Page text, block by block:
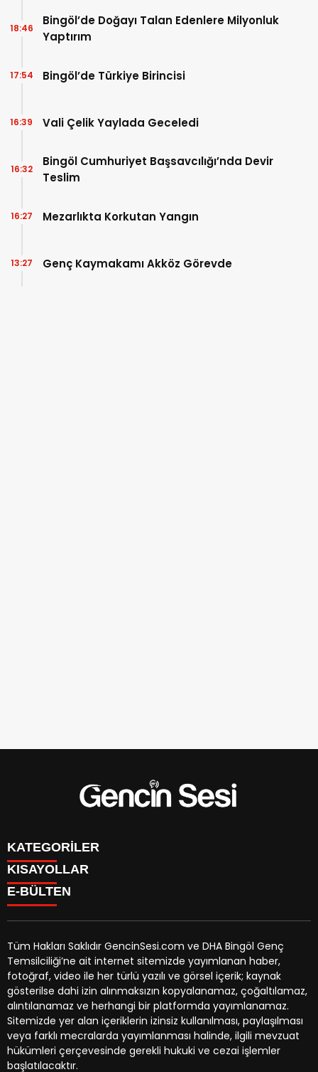
Bingöl’de Doğayı Talan Edenlere Milyonluk
Yaptırım
18:46
Bingöl’de Türkiye Birincisi
17:54
Vali Çelik Yaylada Geceledi
16:39
Bingöl Cumhuriyet Başsavcılığı’nda Devir
Teslim
16:32
Mezarlıkta Korkutan Yangın
16:27
Genç Kaymakamı Akköz Görevde
13:27
KATEGORİLER
GENÇ
BİNGÖL
ÖZEL HABER
EKONOMİ
YEREL HABERLER
CANLI BORSA
KÜNYE
İLETİŞİM
KISAYOLLAR
BURÇLAR
CANLI TV
HAVA DURUMU
NÖBETÇİ ECZANELER
TRAFİK DURUMU
YEREL HABERLER
GAZETELER
E-BÜLTEN
gencinsesi.com e-bültenine abone olarak, tarafınıza haber,
duyuru ve kampanya içerikli e-postaların gönderilmesini
kabul etmiş olursunuz.
Tüm Hakları Saklıdır GencinSesi.com ve DHA Bingöl Genç
Temsilciliği’ne ait internet sitemizde yayımlanan haber,
fotoğraf, video ile her türlü yazılı ve görsel içerik; kaynak
gösterilse dahi izin alınmaksızın kopyalanamaz, çoğaltılamaz,
alıntılanamaz ve herhangi bir platformda yayımlanamaz.
Sitemizde yer alan içeriklerin izinsiz kullanılması, paylaşılması
veya farklı mecralarda yayımlanması halinde, ilgili mevzuat
hükümleri çerçevesinde gerekli hukuki ve cezai işlemler
başlatılacaktır.